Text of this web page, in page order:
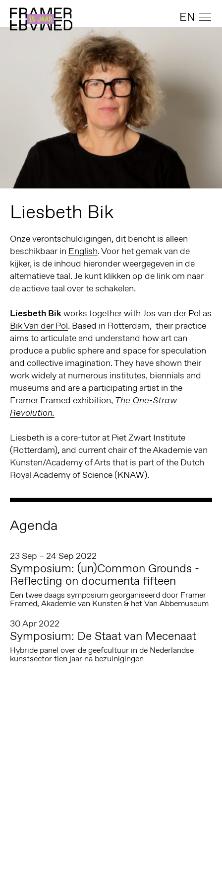
EN
Liesbeth Bik
Onze verontschuldigingen, dit bericht is alleen
beschikbaar in English. Voor het gemak van de
kijker, is de inhoud hieronder weergegeven in de
alternatieve taal. Je kunt klikken op de link om naar
de actieve taal over te schakelen.
Liesbeth Bikworks together with Jos van der Pol as
Bik Van der Pol. Based in Rotterdam, their practice
aims to articulate and understand how art can
produce a public sphere and space for speculation
and collective imagination. They have shown their
work widely at numerous institutes, biennials and
museums and are a participating artist in the
Framer Framed exhibition, The One-Straw
Revolution.
Liesbeth is a core-tutor at Piet Zwart Institute
(Rotterdam), and current chair of the Akademie van
Kunsten/Academy of Arts that is part of the Dutch
Royal Academy of Science (KNAW).
Agenda
23 Sep – 24 Sep 2022
Symposium: (un)Common Grounds -
Reflecting on documenta fifteen
Een twee daags symposium georganiseerd door Framer
Framed, Akademie van Kunsten & het Van Abbemuseum
30 Apr 2022
Symposium: De Staat van Mecenaat
Hybride panel over de geefcultuur in de Nederlandse
kunstsector tien jaar na bezuinigingen